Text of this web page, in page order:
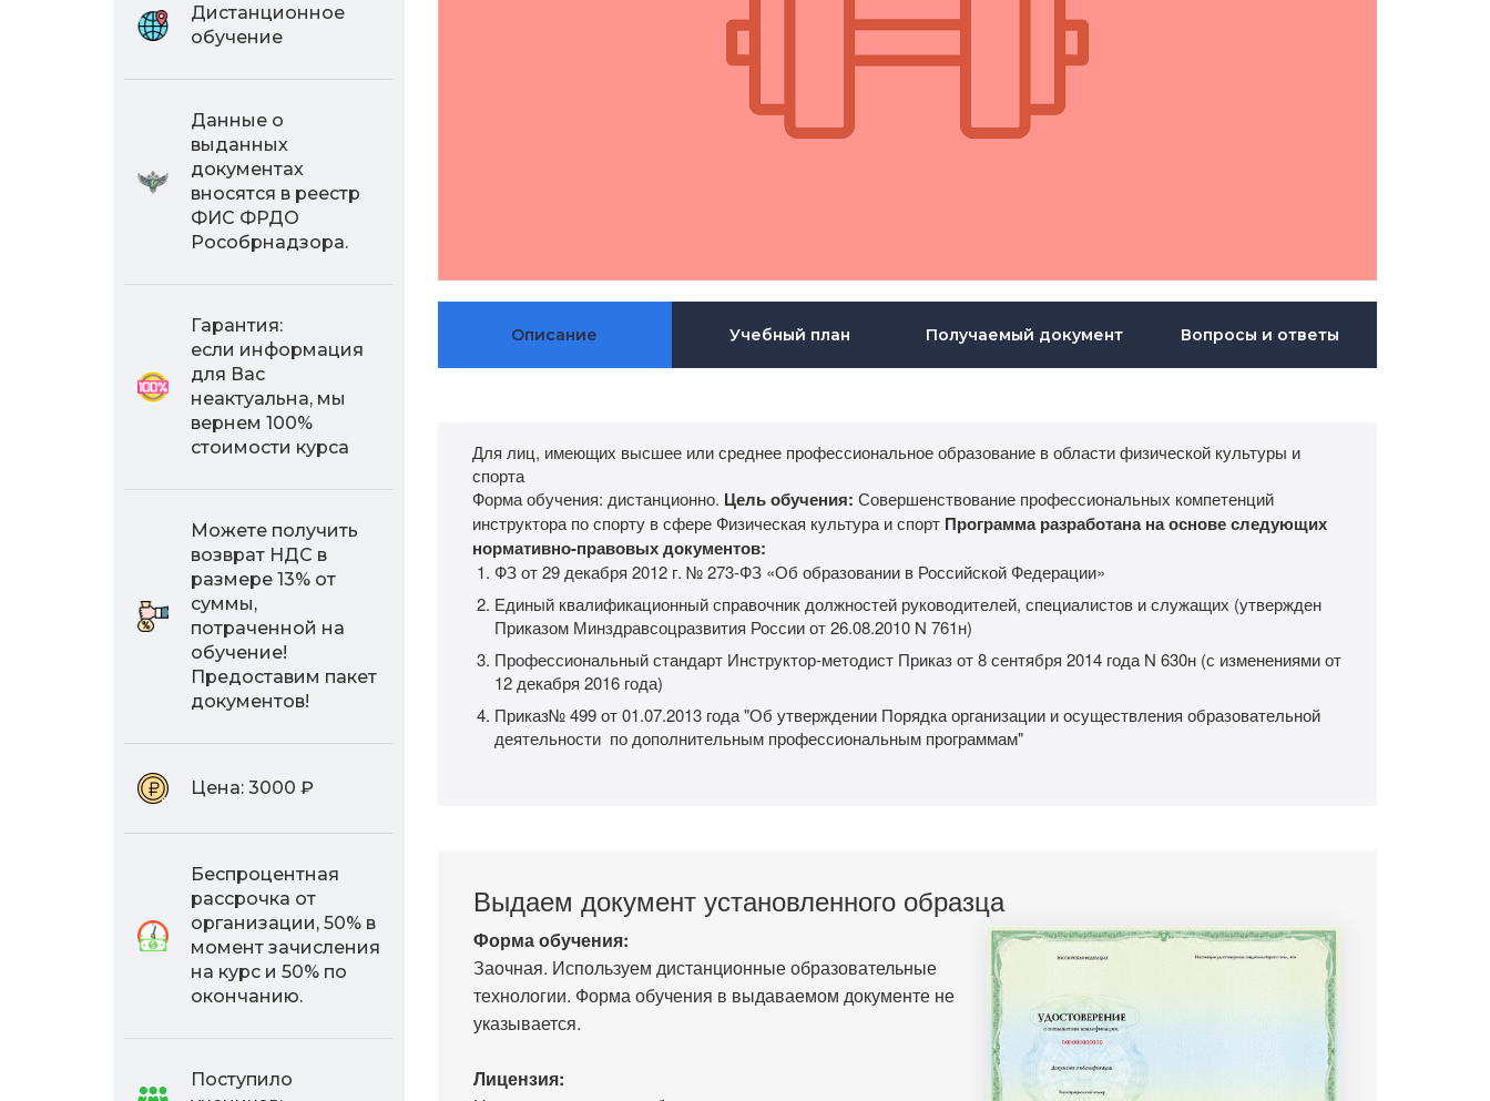
Дистанционное
обучение
Данные о
выданных
документах
вносятся в реестр
ФИС ФРДО
Рособрнадзора.
Гарантия:
если информация
для Вас
неактуальна, мы
вернем 100%
стоимости курса
Можете получить
возврат НДС в
размере 13% от
суммы,
потраченной на
обучение!
Предоставим пакет
документов!
Цена: 3000 ₽
Беспроцентная
рассрочка от
организации, 50% в
момент зачисления
на курс и 50% по
окончанию.
Поступило
Описание Учебный план Получаемый документ Вопросы и ответы
Для лиц, имеющих высшее или среднее профессиональное образование в области физической культуры и
спорта
Форма обучения: дистанционно. Цель обучения: Совершенствование профессиональных компетенций
инструктора по спорту в сфере Физическая культура и спорт Программа разработана на основе следующих
нормативно-правовых документов:
ФЗ от 29 декабря 2012 г. № 273-ФЗ «Об образовании в Российской Федерации»
Единый квалификационный справочник должностей руководителей, специалистов и служащих (утвержден
Приказом Минздравсоцразвития России от 26.08.2010 N 761н)
Профессиональный стандарт Инструктор-методист Приказ от 8 сентября 2014 года N 630н (с изменениями от
12 декабря 2016 года)
Приказ№ 499 от 01.07.2013 года "Об утверждении Порядка организации и осуществления образовательной
деятельности по дополнительным профессиональным программам"
Выдаем документ установленного образца
Форма обучения:
Заочная. Используем дистанционные образовательные
технологии. Форма обучения в выдаваемом документе не
указывается.
Лицензия: